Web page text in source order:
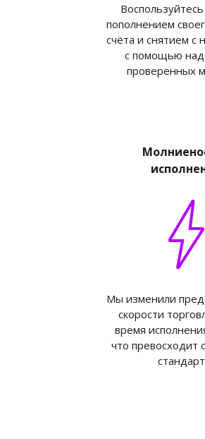
пополнением
счёта и снятием с
с помощью
проверенных
Мы изменили
скорости
время
что превосходит